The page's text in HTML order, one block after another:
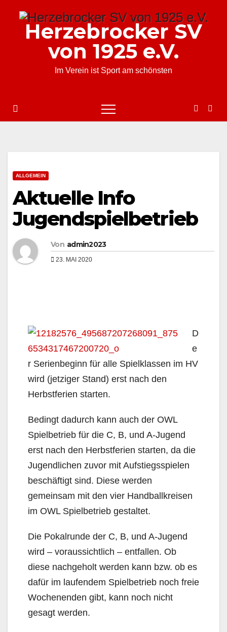
springenHerzebrocker SV
von 1925 e.V.
Im Verein ist Sport am schönsten
ALLGEMEIN
Aktuelle Info
Jugendspielbetrieb
Von admin2023
23. MAI 2020
D
e
r Serienbeginn für alle Spielklassen im HV
wird (jetziger Stand) erst nach den
Herbstferien starten.
Bedingt dadurch kann auch der OWL
Spielbetrieb für die C, B, und A-Jugend
erst nach den Herbstferien starten, da die
Jugendlichen zuvor mit Aufstiegsspielen
beschäftigt sind. Diese werden
gemeinsam mit den vier Handballkreisen
im OWL Spielbetrieb gestaltet.
Die Pokalrunde der C, B, und A-Jugend
wird – voraussichtlich – entfallen. Ob
diese nachgeholt werden kann bzw. ob es
dafür im laufendem Spielbetrieb noch freie
Wochenenden gibt, kann noch nicht
gesagt werden.